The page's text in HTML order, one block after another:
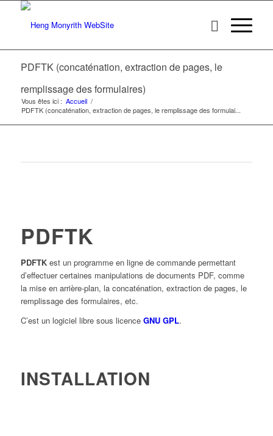
PDFTK (concaténation, extraction de pages, le
remplissage des formulaires)
Vous êtes ici : Accueil /
PDFTK (concaténation, extraction de pages, le remplissage des formulai...
PDFTK
PDFTKest un programme en ligne de commande permettant
d’effectuer certaines manipulations de documents PDF, comme
la mise en arrière-plan, la concaténation, extraction de pages, le
remplissage des formulaires, etc.
C’est un logiciel libre sous licence GNU GPL.
INSTALLATION